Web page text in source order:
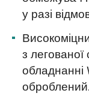
у разі
з
обладнанні
оброблений.